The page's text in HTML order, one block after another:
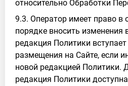
относительно Обработки
9.3. Оператор имеет право в
порядке вносить изменения
редакция Политики
размещения на Сайте, если
новой редакцией Политики.
редакция Политики